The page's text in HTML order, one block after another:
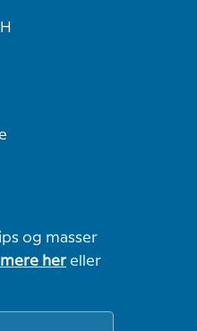
og masser
hereller